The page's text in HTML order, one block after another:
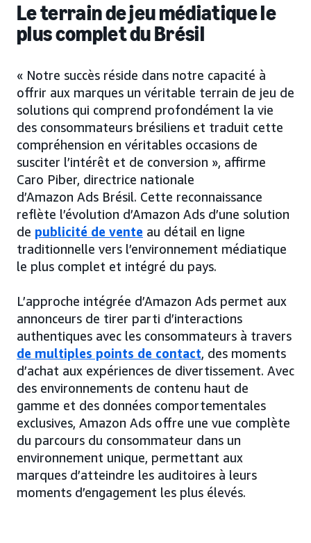
Le terrain de jeu médiatique le
plus complet du Brésil
« Notre succès réside dans notre capacité à
offrir aux marques un véritable terrain de jeu de
solutions qui comprend profondément la vie
des consommateurs brésiliens et traduit cette
compréhension en véritables occasions de
susciter l’intérêt et de conversion », affirme
Caro Piber, directrice nationale
d’Amazon Ads Brésil. Cette reconnaissance
reflète l’évolution d’Amazon Ads d’une solution
de publicité de vente au détail en ligne
traditionnelle vers l’environnement médiatique
le plus complet et intégré du pays.
L’approche intégrée d’Amazon Ads permet aux
annonceurs de tirer parti d’interactions
authentiques avec les consommateurs à travers
de multiples points de contact, des moments
d’achat aux expériences de divertissement. Avec
des environnements de contenu haut de
gamme et des données comportementales
exclusives, Amazon Ads offre une vue complète
du parcours du consommateur dans un
environnement unique, permettant aux
marques d’atteindre les auditoires à leurs
moments d’engagement les plus élevés.